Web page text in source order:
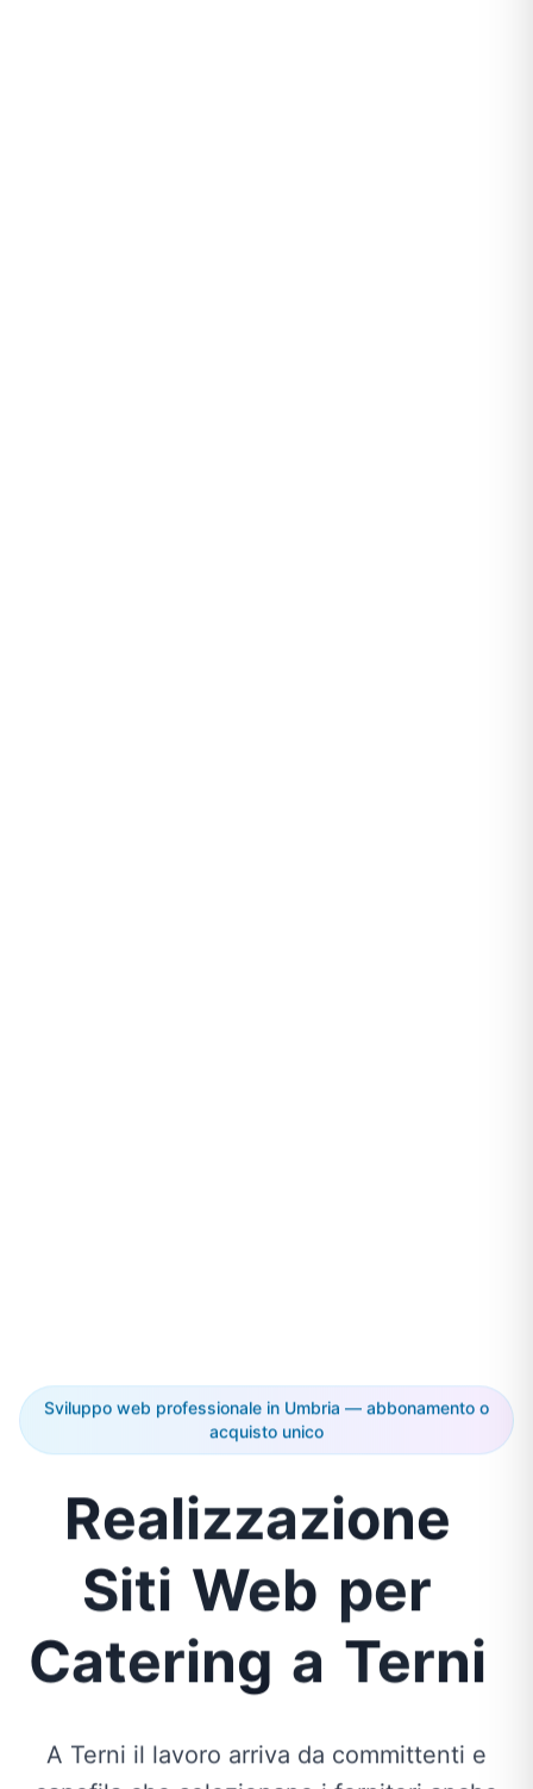
Sviluppo web professionale in Umbria — abbonamento o
acquisto unico
Realizzazione
Siti Web per
Catering a Terni
A Terni il lavoro arriva da committenti e